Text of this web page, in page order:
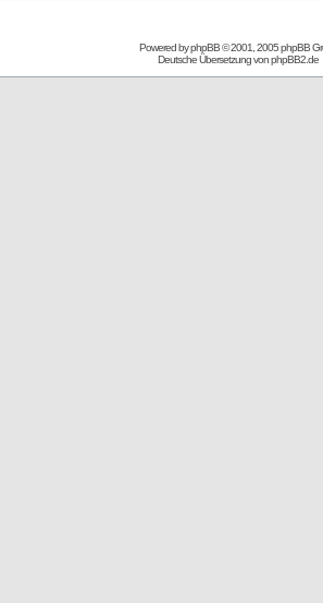
Powered byphpBB© 2001, 2005 phpBB
Deutsche Übersetzung vonphpBB2.de